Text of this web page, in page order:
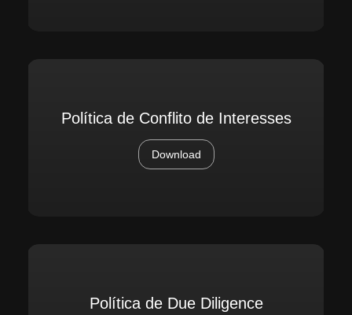
Política de Conflito de Interesses
Download
Política de Due Diligence